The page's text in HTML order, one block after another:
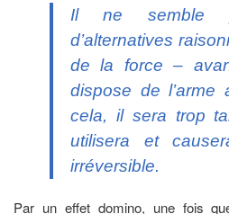
Il ne semble
d’alternatives
de la force –
dispose de l’arme
cela, il sera trop
utilisera et
irréversible.
Par un effet domino, une fois